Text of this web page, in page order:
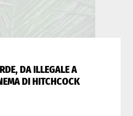
DA ILLEGALE A
DI HITCHCOCK